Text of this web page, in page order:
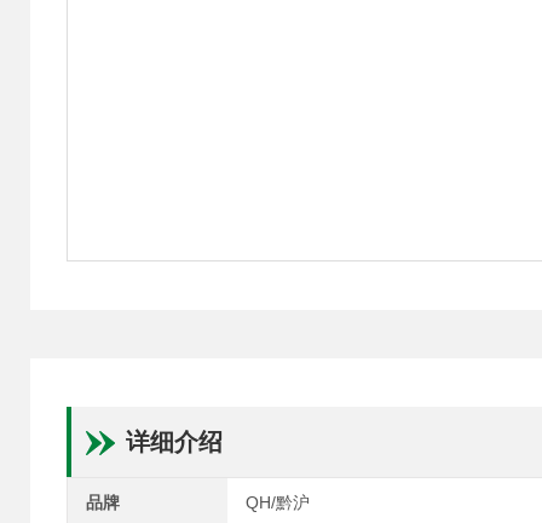
详细介绍
品牌 QH/黔沪